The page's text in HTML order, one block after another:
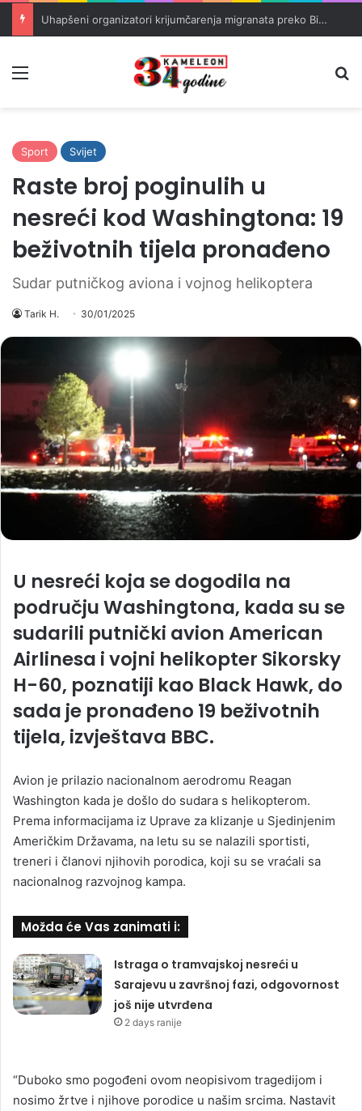
Uhapšeni organizatori krijumčarenja migranata preko BiH i Balkana
Sport Svijet
Raste broj poginulih u
nesreći kod Washingtona: 19
beživotnih tijela pronađeno
Sudar putničkog aviona i vojnog helikoptera
Tarik H. 30/01/2025
U nesreći koja se dogodila na
području Washingtona, kada su se
sudarili putnički avion American
Airlinesa i vojni helikopter Sikorsky
H-60, poznatiji kao Black Hawk, do
sada je pronađeno 19 beživotnih
tijela, izvještava BBC.
Avion je prilazio nacionalnom aerodromu Reagan
Washington kada je došlo do sudara s helikopterom.
Prema informacijama iz Uprave za klizanje u Sjedinjenim
Američkim Državama, na letu su se nalazili sportisti,
treneri i članovi njihovih porodica, koji su se vraćali sa
nacionalnog razvojnog kampa.
Možda će Vas zanimati i:
Istraga o tramvajskoj nesreći u
Sarajevu u završnoj fazi, odgovornost
još nije utvrđena
2 days ranije
“Duboko smo pogođeni ovom neopisivom tragedijom i
nosimo žrtve i njihove porodice u našim srcima. Nastavit